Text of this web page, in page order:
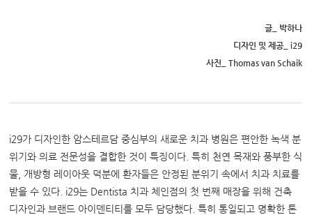
글_ 박하나
디자인 및 제공_i29
사진_ Thomas van Schaik
i29가 디자인한 암스테르담 중심부의 새로운 치과 병원은 편안한 녹색 분
위기와 의료 전문성을 결합한 것이 특징이다. 특히 천연 목재와 풍부한 식
물, 개방형 레이아웃 덕분에 환자들은 안정된 분위기 속에서 치과 치료를
받을 수 있다. i29는 Dentista 치과 체인점의 첫 번째 매장을 위해 건축
디자인과 브랜드 아이덴티티를 모두 담당했다. 특히 통일되고 명확한 톤